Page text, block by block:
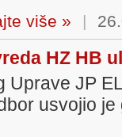
više » |
HZ HB
Uprave JP
usvojio